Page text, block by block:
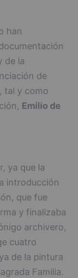
han
de la
de
tal y como
Emilio de
ya que la
introducción
que fue
y finalizaba
archivero,
cuatro
de la pintura
Familia.